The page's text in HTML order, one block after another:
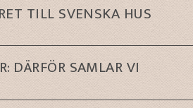
TILL SVENSKA HUS
DÄRFÖR SAMLAR VI